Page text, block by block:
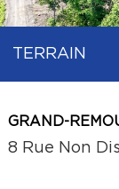
TERRAIN
GRAND-
8 Rue Non